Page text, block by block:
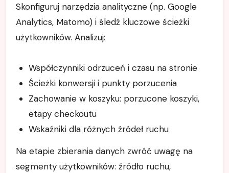
Skonfiguruj narzędzia analityczne (np. Google
Analytics, Matomo) i śledź kluczowe ścieżki
użytkowników. Analizuj:
Współczynniki odrzuceń i czasu na stronie
Ścieżki konwersji i punkty porzucenia
Zachowanie w koszyku: porzucone koszyki,
etapy checkoutu
Wskaźniki dla różnych źródeł ruchu
Na etapie zbierania danych zwróć uwagę na
segmenty użytkowników: źródło ruchu,